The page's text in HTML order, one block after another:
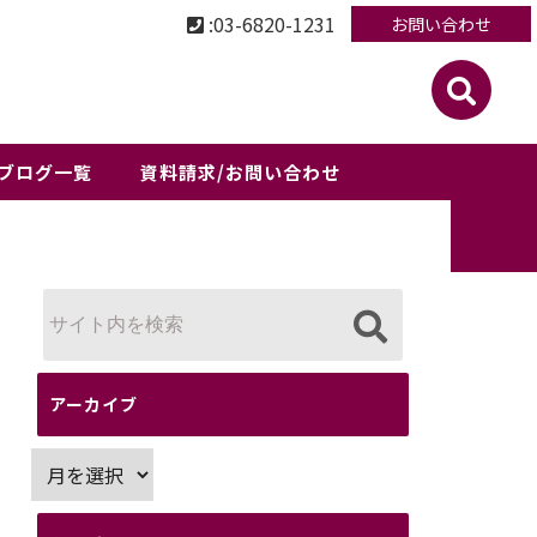
お問い合わせ
:03-6820-1231
ログ一覧 資料請求/お問い合わせ
アーカイブ
ー
カ